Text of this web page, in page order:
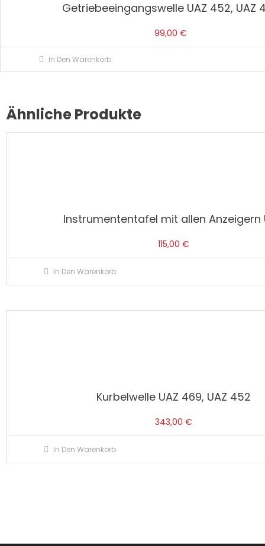
Getriebeeingangswelle UAZ 452, UAZ
99,00 €
In Den Warenkorb
Ähnliche Produkte
Instrumententafel mit allen Anzeigern
115,00 €
In Den Warenkorb
Kurbelwelle UAZ 469, UAZ 452
343,00 €
In Den Warenkorb